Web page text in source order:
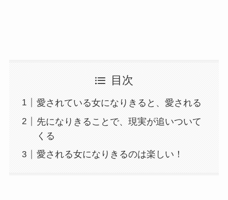
目次
愛されている女になりきると、愛される
先になりきることで、現実が追いついて
くる
愛される女になりきるのは楽しい！